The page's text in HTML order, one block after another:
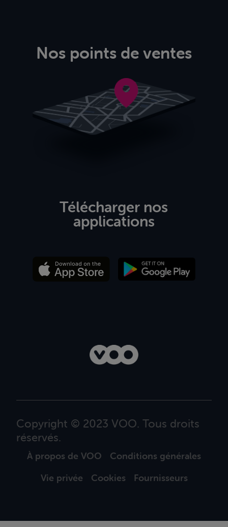
Nos points de ventes
Télécharger nos
applications
Copyright © 2023 VOO. Tous droits
réservés.
À propos de VOO
Conditions générales
Vie privée
Cookies Fournisseurs